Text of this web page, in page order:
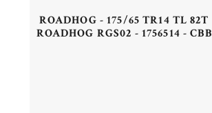
ROADHOG - 175/65 TR14 TL 82T
ROADHOG RGS02 - 1756514 - CBB